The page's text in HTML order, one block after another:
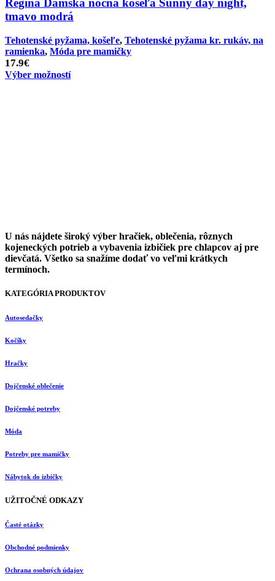
Regina Dámska nočná košeľa Sunny day night,
tmavo modrá
Tehotenské pyžama, košeľe, Tehotenské pyžama kr. rukáv, na
ramienka, Móda pre mamičky
17.9€
Výber možností
U nás nájdete široký výber hračiek, oblečenia, rôznych
kojeneckých potrieb a vybavenia izbičiek pre chlapcov aj pre
dievčatá. Všetko sa snažíme dodať vo veľmi krátkych
termínoch.
KATEGÓRIA PRODUKTOV
Autosedačky
Kočíky
Hračky
Dojčenské oblečenie
Dojčenské potreby
Móda
Potreby pre mamičky
Nábytok do izbičky
UŽITOČNÉ ODKAZY
Časté otázky
Obchodné podmienky
Ochrana osobných údajov